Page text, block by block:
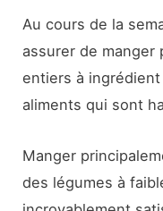
Au cours de la
assurer de manger
entiers à
aliments qui sont
Manger
des légumes à